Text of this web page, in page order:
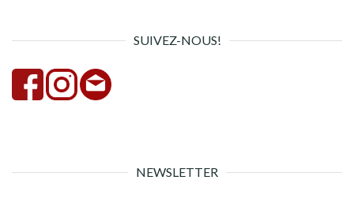
SUIVEZ-NOUS!
NEWSLETTER